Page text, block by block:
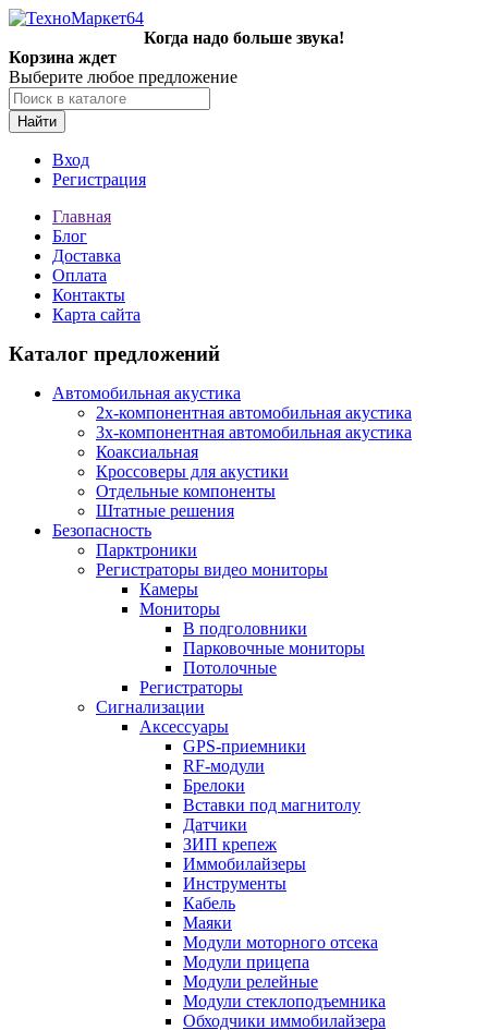
Когда надо больше звука!
Корзина ждет
Выберите любое предложение
Найти
Вход
Регистрация
Главная
Блог
Доставка
Оплата
Контакты
Карта сайта
Каталог предложений
Автомобильная акустика
2х-компонентная автомобильная акустика
3х-компонентная автомобильная акустика
Коаксиальная
Кроссоверы для акустики
Отдельные компоненты
Штатные решения
Безопасность
Парктроники
Регистраторы видео мониторы
Камеры
Мониторы
В подголовники
Парковочные мониторы
Потолочные
Регистраторы
Сигнализации
Аксессуары
GPS-приемники
RF-модули
Брелоки
Вставки под магнитолу
Датчики
ЗИП крепеж
Иммобилайзеры
Инструменты
Кабель
Маяки
Модули моторного отсека
Модули прицепа
Модули релейные
Модули стеклоподъемника
Обходчики иммобилайзера